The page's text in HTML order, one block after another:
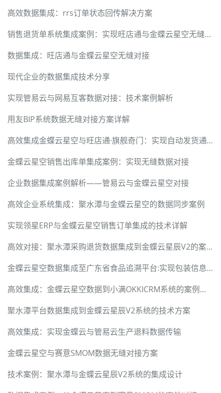
高效数据集成：rrs订单状态回传解决方案
销售退货单系统集成案例：实现旺店通与金蝶云星空无缝对接
数据集成：旺店通与金蝶云星空无缝对接
现代企业的数据集成技术分享
实现管易云与网易互客数据对接：技术案例解析
用友BIP系统数据无缝对接方案详解
高效集成金蝶云星空与旺店通·旗舰奇门：实现自动发货通知单处理
金蝶云星空销售出库单集成案例：实现无缝数据对接
企业数据集成案例解析——管易云与金蝶云星空对接
高效企业系统集成：聚水潭与金蝶云星空的数据同步案例
实现领星ERP与金蝶云星空销售订单集成的技术详解
高效对接：聚水潭采购退货数据集成到金蝶云星辰V2的案例分享
金蝶云星空数据集成至广东省食品追溯平台:实现包装信息同步
高效集成：金蝶云星空数据到小满OKKICRM系统的案例解析
聚水潭平台数据集成到金蝶云星辰V2系统的技术方案
高效集成：实现金蝶云与管易云生产退料数据传输
金蝶云星空与赛意SMOM数据无缝对接方案
技术案例：聚水潭与金蝶云星辰V2系统的集成设计